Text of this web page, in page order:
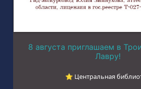
8 августа приглашаем в
Лавру!
⭐︎ Центральная